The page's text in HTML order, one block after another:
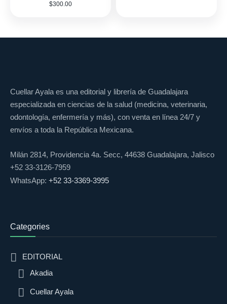
$300.00
Cuellar Ayala es una editorial y librería de Guadalajara
especializada en ciencias de la salud (medicina, veterinaria,
odontología, enfermería y más), con venta en línea 24/7 y
envíos a toda la República Mexicana.
Milán 2814, Providencia 4a. Secc, 44638 Guadalajara, Jalisco
+52 33-3126-7959
WhatsApp: +52 33-3369-3995
Categories
EDITORIAL
Akadia
Cuellar Ayala